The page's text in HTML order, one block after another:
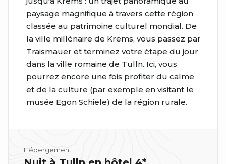
paysage magnifique à travers cette région
classée au patrimoine culturel mondial. De
la ville millénaire de Krems, vous passez par
Traismauer et terminez votre étape du jour
dans la ville romaine de Tulln. Ici, vous
pourrez encore une fois profiter du calme
et de la culture (par exemple en visitant le
musée Egon Schiele) de la région rurale.
Hébergement